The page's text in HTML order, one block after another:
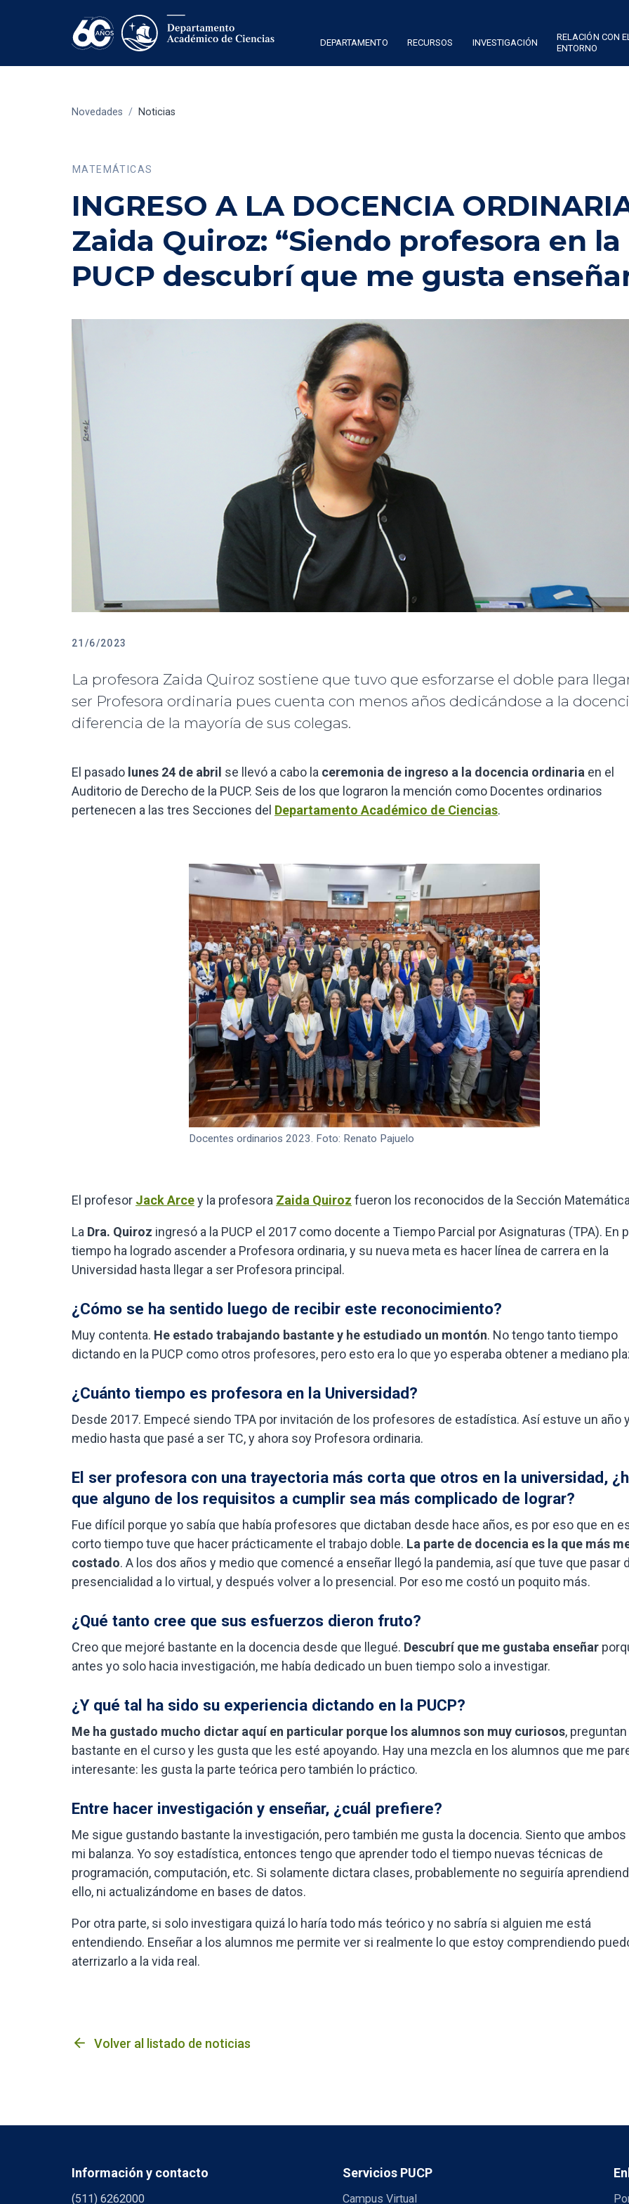
DEPARTAMENTO RECURSOS INVESTIGACIÓN
RELACIÓN CON EL
ENTORNO
Novedades / Noticias
MATEMÁTICAS
INGRESO A LA DOCENCIA
Zaida Quiroz: “Siendo profesora en la
PUCP descubrí que me gusta
21/6/2023
La profesora Zaida Quiroz sostiene que tuvo que esforzarse el doble para
ser Profesora ordinaria pues cuenta con menos años dedicándose a la
diferencia de la mayoría de sus colegas.
El pasado lunes 24 de abril se llevó a cabo la ceremonia de ingreso a la docencia ordinaria en el
Auditorio de Derecho de la PUCP. Seis de los que lograron la mención como Docentes ordinarios
pertenecen a las tres Secciones del Departamento Académico de Ciencias.
Docentes ordinarios 2023. Foto: Renato Pajuelo
El profesor Jack Arcey la profesora Zaida Quiroz fueron los reconocidos de la Sección
La Dra. Quiroz ingresó a la PUCP el 2017 como docente a Tiempo Parcial por Asignaturas (TPA). En
tiempo ha logrado ascender a Profesora ordinaria, y su nueva meta es hacer línea de carrera en la
Universidad hasta llegar a ser Profesora principal.
¿Cómo se ha sentido luego de recibir este reconocimiento?
Muy contenta. He estado trabajando bastante y he estudiado un montón. No tengo tanto tiempo
dictando en la PUCP como otros profesores, pero esto era lo que yo esperaba obtener a mediano
¿Cuánto tiempo es profesora en la Universidad?
Desde 2017. Empecé siendo TPA por invitación de los profesores de estadística. Así estuve un año
medio hasta que pasé a ser TC, y ahora soy Profesora ordinaria.
El ser profesora con una trayectoria más corta que otros en la universidad,
que alguno de los requisitos a cumplir sea más complicado de lograr?
Fue difícil porque yo sabía que había profesores que dictaban desde hace años, es por eso que en
corto tiempo tuve que hacer prácticamente el trabajo doble. La parte de docencia es la que más
costado. A los dos años y medio que comencé a enseñar llegó la pandemia, así que tuve que pasar
presencialidad a lo virtual, y después volver a lo presencial. Por eso me costó un poquito más.
¿Qué tanto cree que sus esfuerzos dieron fruto?
Creo que mejoré bastante en la docencia desde que llegué. Descubrí que me gustaba enseñar
antes yo solo hacia investigación, me había dedicado un buen tiempo solo a investigar.
¿Y qué tal ha sido su experiencia dictando en la PUCP?
Me ha gustado mucho dictar aquí en particular porque los alumnos son muy curiosos, preguntan
bastante en el curso y les gusta que les esté apoyando. Hay una mezcla en los alumnos que me
interesante: les gusta la parte teórica pero también lo práctico.
Entre hacer investigación y enseñar, ¿cuál prefiere?
Me sigue gustando bastante la investigación, pero también me gusta la docencia. Siento que ambos
mi balanza. Yo soy estadística, entonces tengo que aprender todo el tiempo nuevas técnicas de
programación, computación, etc. Si solamente dictara clases, probablemente no seguiría
ello, ni actualizándome en bases de datos.
Por otra parte, si solo investigara quizá lo haría todo más teórico y no sabría si alguien me está
entendiendo. Enseñar a los alumnos me permite ver si realmente lo que estoy comprendiendo
aterrizarlo a la vida real.
arrow_back Volver al listado de noticias
Información y contacto
(511) 6262000
Servicios PUCP
Campus Virtual